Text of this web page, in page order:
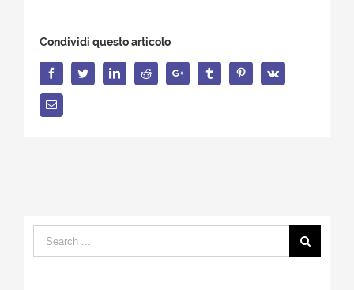
Condividi questo articolo
FacebookTwitterLinkedInReddit Google+ Tumblr PinterestVk
Email
Search
for: